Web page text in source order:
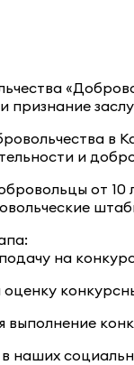
признание
в
и
от
на
выполнение
наших